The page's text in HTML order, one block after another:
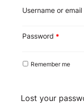
Username or
Password *
Remember me
Lost your